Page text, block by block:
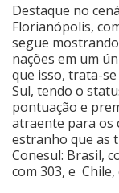
Destaque no
Florianópolis,
segue
nações em um
que isso, trata-
Sul, tendo o
pontuação e
atraente para os
estranho que as
Conesul: Brasil,
com 303, e